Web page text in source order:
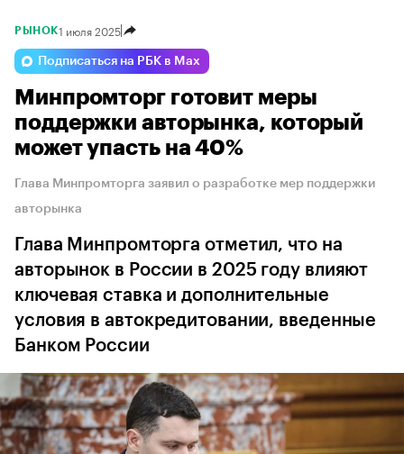
Voyah
Omoda Volga Haval
РЫНОК1 июля 2025
Подписаться на РБК в Max
Минпромторг готовит меры
поддержки авторынка, который
может упасть на 40%
Глава Минпромторга заявил о разработке мер поддержки
авторынка
Глава Минпромторга отметил, что на
авторынок в России в 2025 году влияют
ключевая ставка и дополнительные
условия в автокредитовании, введенные
Банком России